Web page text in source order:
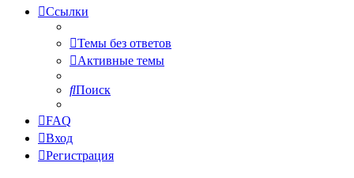
Ссылки
Темы без ответов
Активные темы
Поиск
FAQ
Вход
Регистрация